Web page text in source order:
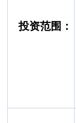
投资范围：